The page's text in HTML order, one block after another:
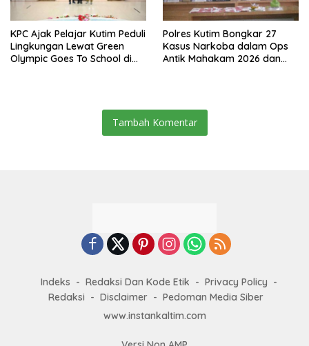
KPC Ajak Pelajar Kutim Peduli
Lingkungan Lewat Green
Olympic Goes To School di
Polres Kutim Bongkar 27
Kasus Narkoba dalam Ops
Antik Mahakam 2026 dan
Tambah Komentar
Indeks Redaksi Dan Kode Etik
Privacy Policy
Redaksi
Disclaimer
Pedoman Media Siber
www.instankaltim.com